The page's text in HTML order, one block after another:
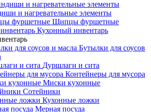
и нагревательные элементы
Щипцы фуршетные
Кухонный инвентарь
Бутылки для соусов
Дуршлаги и сита
Контейнеры для мусора
Миски кухонные
Сотейники
Кухонные ложки
Мерная посуда